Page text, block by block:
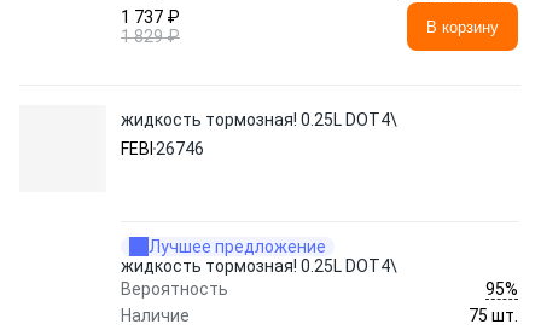
1 737 ₽
1 829 ₽
В корзину
жидкость тормозная! 0.25L DOT4\
FEBI 26746
Лучшее предложение
жидкость тормозная! 0.25L DOT4\
Вероятность
95%
Наличие
75 шт.